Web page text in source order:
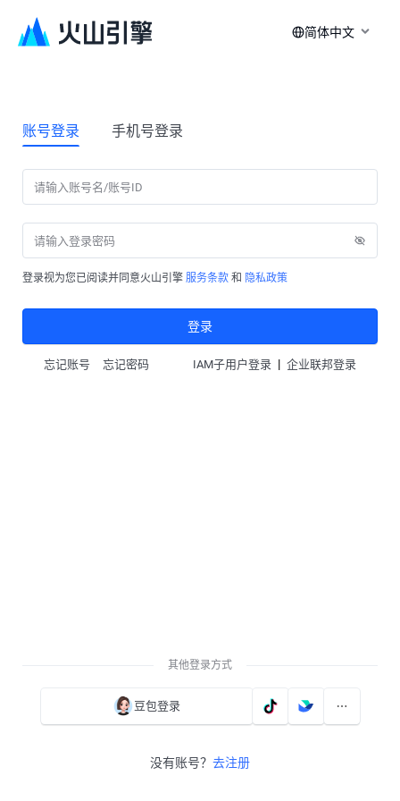
简体中文
账号登录 手机号登录
登录视为您已阅读并同意火山引擎 服务条款 和 隐私政策
登录
忘记账号 忘记密码 IAM子用户登录 | 企业联邦登录
其他登录方式
豆包登录
没有账号？ 去注册